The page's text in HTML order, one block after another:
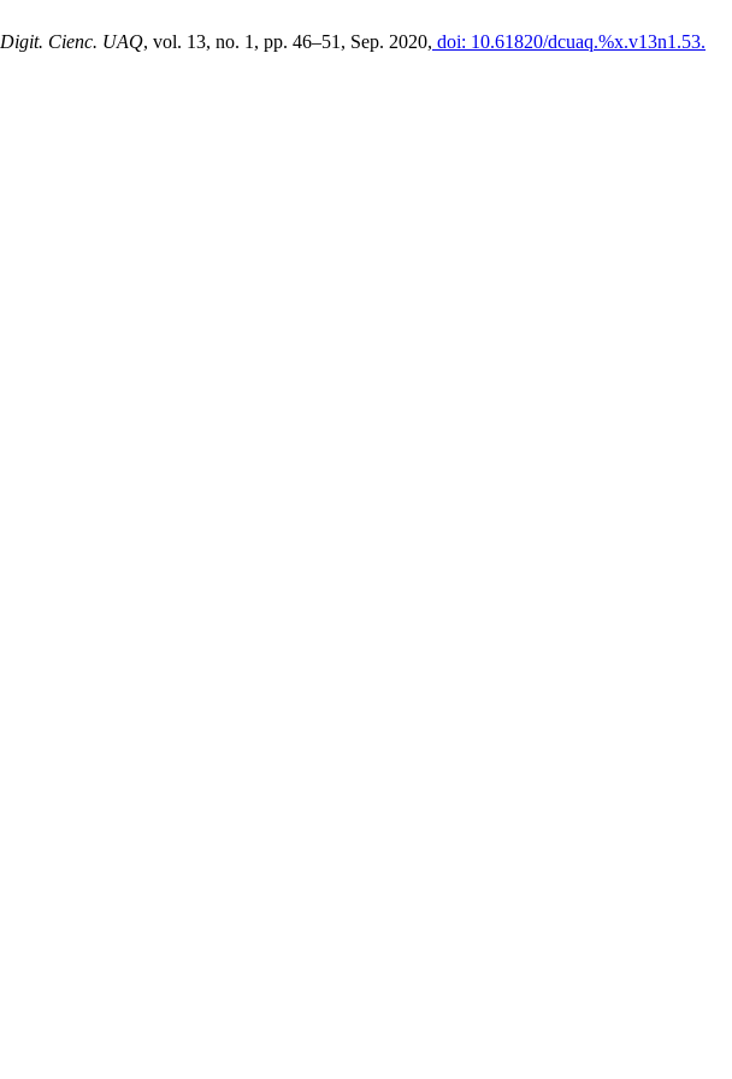
Digit. Cienc. UAQ, vol. 13, no. 1, pp. 46–51, Sep. 2020, doi: 10.61820/dcuaq.%x.v13n1.53.